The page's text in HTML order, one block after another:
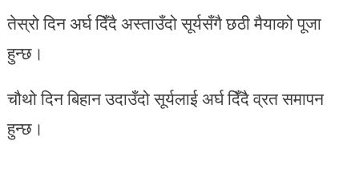
तेस्रो दिन अर्घ दिँदै अस्ताउँदो सूर्यसँगै छठी मैयाको पूजा
हुन्छ।
चौथो दिन बिहान उदाउँदो सूर्यलाई अर्घ दिँदै व्रत समापन
हुन्छ।